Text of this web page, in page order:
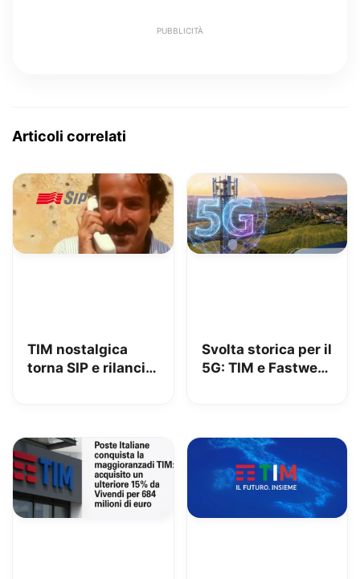
PUBBLICITÀ
Articoli correlati
TIM nostalgica
torna SIP e rilancia
Svolta storica per il
5G: TIM e Fastweb
senza segnale